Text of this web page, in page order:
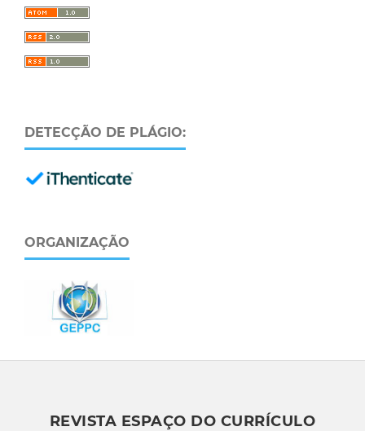
DETECÇÃO DE PLÁGIO:
ORGANIZAÇÃO
REVISTA ESPAÇO DO CURRÍCULO